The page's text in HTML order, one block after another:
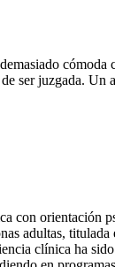
cómoda
ser juzgada. Un
ella.
con orientación
adultas,
clínica ha